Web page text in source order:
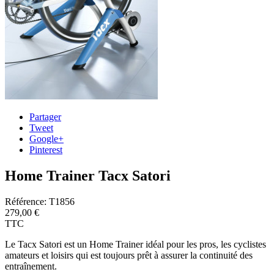
Partager
Tweet
Google+
Pinterest
Home Trainer Tacx Satori
Référence: T1856
279,00 €
TTC
Le Tacx Satori est un Home Traineridéal pour les pros, les cyclistes
amateurs et loisirs qui est toujours prêt à assurer la continuité des
entraînement.